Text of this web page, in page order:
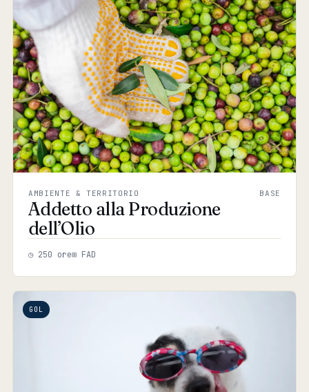
AMBIENTE & TERRITORIO BASE
Addetto alla Produzione
dell’Olio
◷ 250 ore⊞ FAD
GOL